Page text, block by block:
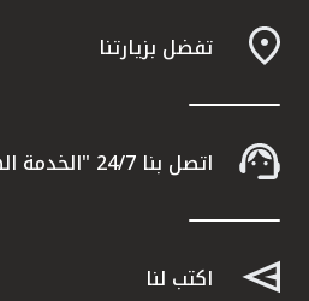
القنوات المصرفية
أدوات وخدمات
خدمات ما بعد البيع
اتصل بنا
تفضل بزيارتنا
اتصل بنا 24/7 "الخدمة الهاتفية" 1803333
اكتب لنا